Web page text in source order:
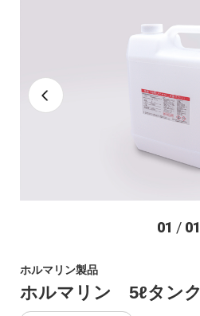
会社概要
01 / 01
ホルマリン製品
ホルマリン 5ℓタンク